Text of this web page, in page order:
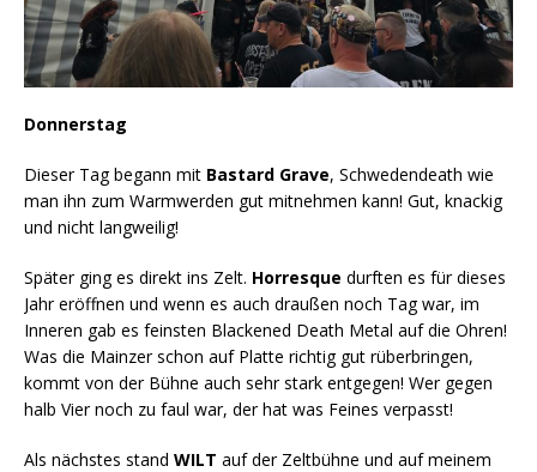
Donnerstag
Dieser Tag begann mit Bastard Grave, Schwedendeath wie
man ihn zum Warmwerden gut mitnehmen kann! Gut, knackig
und nicht langweilig!
Später ging es direkt ins Zelt. Horresque durften es für dieses
Jahr eröffnen und wenn es auch draußen noch Tag war, im
Inneren gab es feinsten Blackened Death Metal auf die Ohren!
Was die Mainzer schon auf Platte richtig gut rüberbringen,
kommt von der Bühne auch sehr stark entgegen! Wer gegen
halb Vier noch zu faul war, der hat was Feines verpasst!
Als nächstes stand WILT auf der Zeltbühne und auf meinem